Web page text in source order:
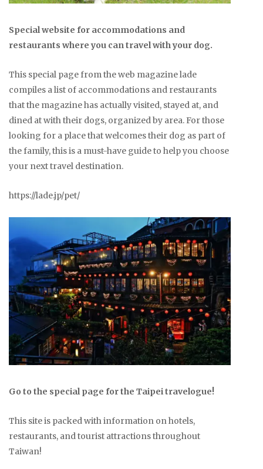
Special website for accommodations and
restaurants where you can travel with your dog.
This special page from the web magazine lade
compiles a list of accommodations and restaurants
that the magazine has actually visited, stayed at, and
dined at with their dogs, organized by area. For those
looking for a place that welcomes their dog as part of
the family, this is a must-have guide to help you choose
your next travel destination.
https://lade.jp/pet/
Go to the special page for the Taipei travelogue!
This site is packed with information on hotels,
restaurants, and tourist attractions throughout
Taiwan!